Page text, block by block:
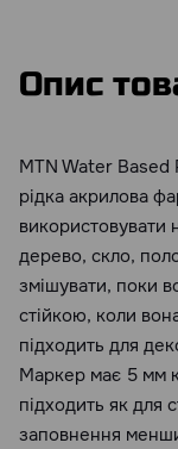
Опис
MTN Water
рідка акрилова
використовувати
дерево, скло,
змішувати, поки
стійкою, коли
підходить для
Маркер має 5 мм
підходить як для
заповнення